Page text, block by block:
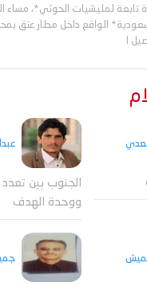
تابعة لمليشيات الحوثي*، مساء
الواقع داخل مطار عتق
ا
الجنوب بين
ووحدة الهدف